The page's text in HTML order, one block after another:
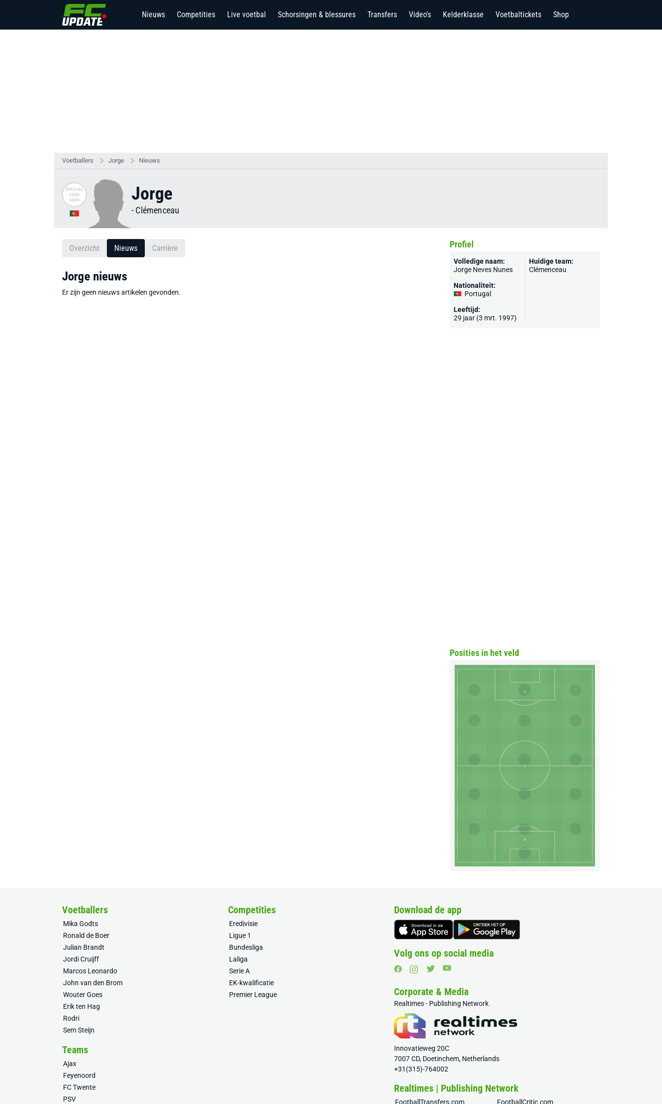
Nieuws Competities Live voetbal Schorsingen & blessures Transfers Video's Kelderklasse Voetbaltickets Shop
Voetballers Jorge Nieuws
Jorge
- Clémenceau
Overzicht Nieuws Carrière
Jorge nieuws
Er zijn geen nieuws artikelen gevonden.
Profiel
Volledige naam:
Jorge Neves Nunes
Nationaliteit:
Portugal
Leeftijd:
29 jaar (3 mrt. 1997)
Huidige team:
Clémenceau
Posities in het veld
Voetballers
Mika Godts
Ronald de Boer
Julian Brandt
Jordi Cruijff
Marcos Leonardo
John van den Brom
Wouter Goes
Erik ten Hag
Rodri
Sem Steijn
Competities
Eredivisie
Ligue 1
Bundesliga
Laliga
Serie A
EK-kwalificatie
Premier League
Teams
Ajax
Feyenoord
FC Twente
PSV
Download de app
Volg ons op social media
Corporate & Media
Realtimes - Publishing Network
Innovatieweg 20C
7007 CD, Doetinchem, Netherlands
+31(315)-764002
Realtimes | Publishing Network
FootballTransfers.com FootballCritic.com